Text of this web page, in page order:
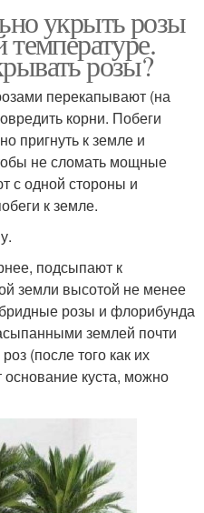
укрыть розы
розы?
перекапывают (на
корни. Побеги
пригнуть к земле и
не сломать мощные
с одной стороны и
к земле.
подсыпают к
земли высотой не менее
розы и флорибунда
землей почти
(после того как их
основание куста, можно